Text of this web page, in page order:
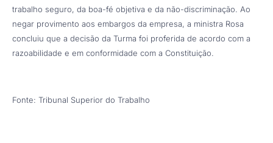
trabalho seguro, da boa-fé objetiva e da não-discriminação. Ao
negar provimento aos embargos da empresa, a ministra Rosa
concluiu que a decisão da Turma foi proferida de acordo com a
razoabilidade e em conformidade com a Constituição.
Fonte: Tribunal Superior do Trabalho